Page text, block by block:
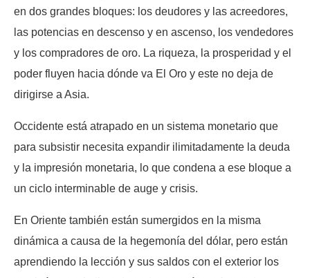
en dos grandes bloques: los deudores y las acreedores,
las potencias en descenso y en ascenso, los vendedores
y los compradores de oro. La riqueza, la prosperidad y el
poder fluyen hacia dónde va El Oro y este no deja de
dirigirse a Asia.
Occidente está atrapado en un sistema monetario que
para subsistir necesita expandir ilimitadamente la deuda
y la impresión monetaria, lo que condena a ese bloque a
un ciclo interminable de auge y crisis.
En Oriente también están sumergidos en la misma
dinámica a causa de la hegemonía del dólar, pero están
aprendiendo la lección y sus saldos con el exterior los